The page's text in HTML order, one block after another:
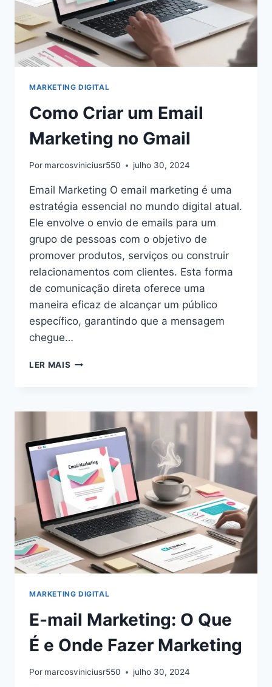
MARKETING DIGITAL
Como Criar um Email
Marketing no Gmail
Por marcosviniciusr550 julho 30, 2024
Email Marketing O email marketing é uma
estratégia essencial no mundo digital atual.
Ele envolve o envio de emails para um
grupo de pessoas com o objetivo de
promover produtos, serviços ou construir
relacionamentos com clientes. Esta forma
de comunicação direta oferece uma
maneira eficaz de alcançar um público
específico, garantindo que a mensagem
chegue…
LER MAIS COMO
MARKETING
GMAIL
MARKETING DIGITAL
E-mail Marketing: O Que
É e Onde Fazer Marketing
Por marcosviniciusr550 julho 30, 2024